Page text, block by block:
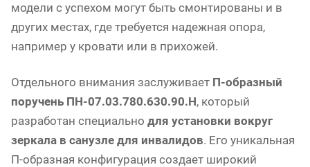
модели с успехом могут быть смонтированы и в
других местах, где требуется надежная опора,
например у кровати или в прихожей.
Отдельного внимания заслуживает П-образный
поручень ПН-07.03.780.630.90.Н, который
разработан специально для установки вокруг
зеркала в санузле для инвалидов. Его уникальная
П-образная конфигурация создает широкий